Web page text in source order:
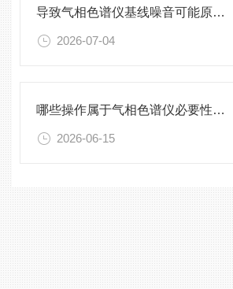
导致气相色谱仪基线噪音可能原因有哪些
2026-07-04
哪些操作属于气相色谱仪必要性维护
2026-06-15